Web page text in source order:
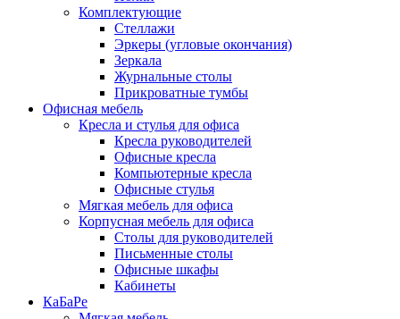
Комплектующие
Стеллажи
Эркеры (угловые окончания)
Зеркала
Журнальные столы
Прикроватные тумбы
Офисная мебель
Кресла и стулья для офиса
Кресла руководителей
Офисные кресла
Компьютерные кресла
Офисные стулья
Мягкая мебель для офиса
Корпусная мебель для офиса
Столы для руководителей
Письменные столы
Офисные шкафы
Кабинеты
КаБаРе